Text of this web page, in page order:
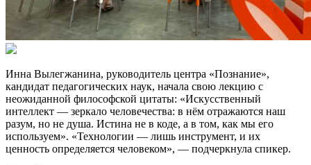
Инна Вылегжанина, руководитель центра «Познание»,
кандидат педагогических наук, начала свою лекцию с
неожиданной философской цитаты: «Искусственный
интеллект — зеркало человечества: в нём отражаются наш
разум, но не душа. Истина не в коде, а в том, как мы его
используем». «Технологии — лишь инструмент, и их
ценность определяется человеком», — подчеркнула спикер.